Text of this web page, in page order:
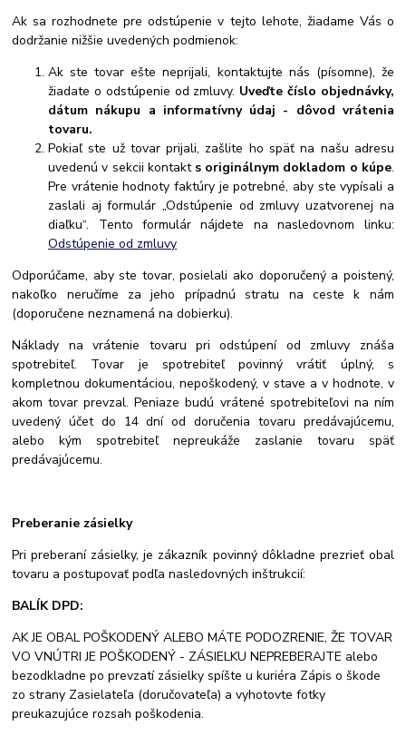
Ak sa rozhodnete pre odstúpenie v tejto lehote, žiadame Vás o
dodržanie nižšie uvedených podmienok:
Ak ste tovar ešte neprijali, kontaktujte nás (písomne), že
žiadate o odstúpenie od zmluvy. Uveďte číslo objednávky,
dátum nákupu a informatívny údaj - dôvod vrátenia
tovaru.
Pokiaľ ste už tovar prijali, zašlite ho späť na našu adresu
uvedenú v sekcii kontakt s originálnym dokladom o kúpe.
Pre vrátenie hodnoty faktúry je potrebné, aby ste vypísali a
zaslali aj formulár „Odstúpenie od zmluvy uzatvorenej na
diaľku“. Tento formulár nájdete na nasledovnom linku:
Odstúpenie od zmluvy
Odporúčame, aby ste tovar, posielali ako doporučený a poistený,
nakoľko neručíme za jeho prípadnú stratu na ceste k nám
(doporučene neznamená na dobierku).
Náklady na vrátenie tovaru pri odstúpení od zmluvy znáša
spotrebiteľ. Tovar je spotrebiteľ povinný vrátiť úplný, s
kompletnou dokumentáciou, nepoškodený, v stave a v hodnote, v
akom tovar prevzal. Peniaze budú vrátené spotrebiteľovi na ním
uvedený účet do 14 dní od doručenia tovaru predávajúcemu,
alebo kým spotrebiteľ nepreukáže zaslanie tovaru späť
predávajúcemu.
Preberanie zásielky
Pri preberaní zásielky, je zákazník povinný dôkladne prezrieť obal
tovaru a postupovať podľa nasledovných inštrukcií:
BALÍK DPD:
AK JE OBAL POŠKODENÝ ALEBO MÁTE PODOZRENIE, ŽE TOVAR
VO VNÚTRI JE POŠKODENÝ - ZÁSIELKU NEPREBERAJTE alebo
bezodkladne po prevzatí zásielky spíšte u kuriéra Zápis o škode
zo strany Zasielateľa (doručovateľa) a vyhotovte fotky
preukazujúce rozsah poškodenia.